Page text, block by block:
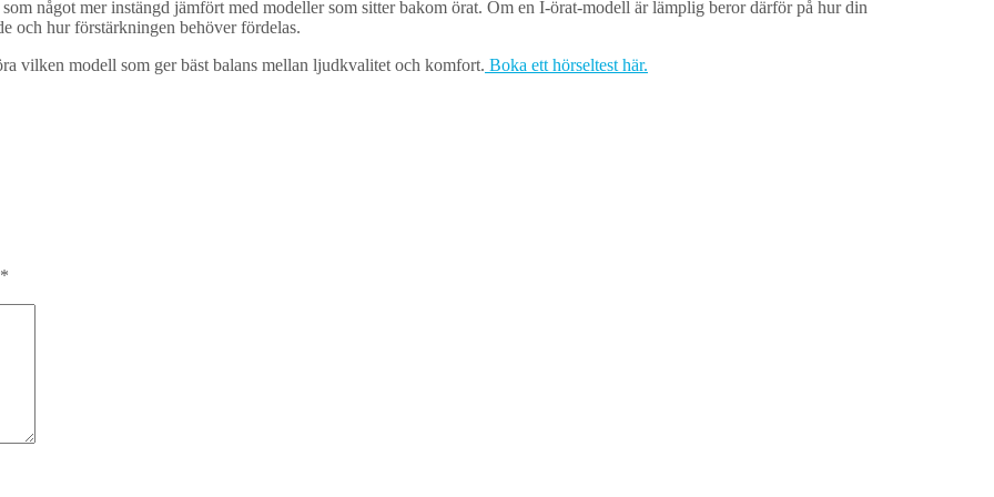
något mer instängd jämfört med modeller som sitter bakom örat. Om en I-örat-modell är lämplig beror därför på hur din
och hur förstärkningen behöver fördelas.
vilken modell som ger bäst balans mellan ljudkvalitet och komfort. Boka ett hörseltest här.
*